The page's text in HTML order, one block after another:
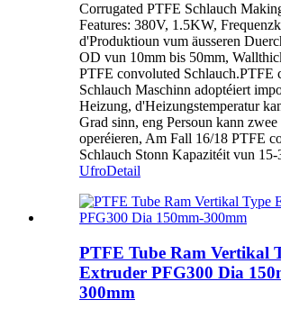
Corrugated PTFE Schlauch
Features: 380V, 1.5KW,
d'Produktioun vum äusseren
OD vun 10mm bis 50mm,
PTFE convoluted Schlauch.PTFE
Schlauch Maschinn adoptéiert
Heizung, d'Heizungstemperatur
Grad sinn, eng Persoun kann
operéieren, Am Fall 16/18 PTFE
Schlauch Stonn Kapazitéit vun 15-
UfroDetail
PTFE Tube Ram Vertikal
Extruder PFG300 Dia
300mm